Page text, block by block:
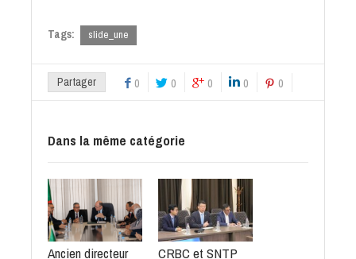
Tags: slide_une
Partager 0 0 0 0 0
Dans la même catégorie
Ancien directeur
CRBC et SNTP